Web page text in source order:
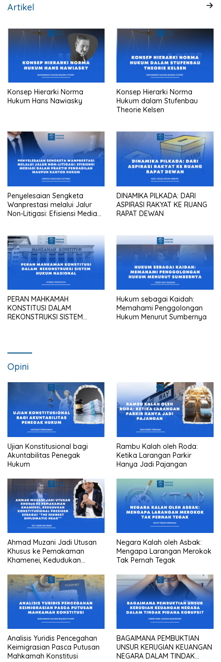
Artikel
Konsep Hierarki Norma
Hukum Hans Nawiasky
Konsep Hierarki Norma
Hukum dalam Stufenbau
Theorie Kelsen
Penyelesaian Sengketa
Wanprestasi melalui Jalur
Non-Litigasi: Efisiensi Mediasi
DINAMIKA PILKADA: DARI
ASPIRASI RAKYAT KE RUANG
RAPAT DEWAN
PERAN MAHKAMAH
KONSTITUSI DALAM
REKONSTRUKSI SISTEM
Hukum sebagai Kaidah:
Memahami Penggolongan
Hukum Menurut Sumbernya
Opini
Ujian Konstitusional bagi
Akuntabilitas Penegak
Hukum
Rambu Kalah oleh Roda:
Ketika Larangan Parkir
Hanya Jadi Pajangan
Ahmad Muzani Jadi Utusan
Khusus ke Pemakaman
Khamenei, Kedudukan
sebagai “the highest
diplomatic head””
Negara Kalah oleh Asbak:
Mengapa Larangan Merokok
Tak Pernah Tegak
Analisis Yuridis Pencegahan
Keimigrasian Pasca Putusan
Mahkamah Konstitusi
BAGAIMANA PEMBUKTIAN
UNSUR KERUGIAN KEUANGAN
NEGARA DALAM TINDAK